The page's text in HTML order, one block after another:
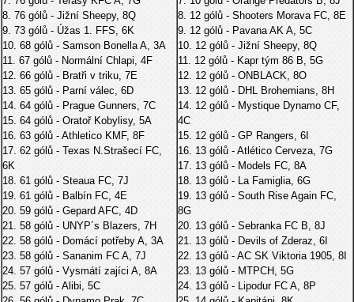
8. 76 gólů - Jižní Sheepy, 8Q
9. 73 gólů - Úžas 1. FFS, 6K
10. 68 gólů - Samson Bonella A, 3A
11. 67 gólů - Normální Chlapi, 4F
12. 66 gólů - Bratři v triku, 7E
13. 65 gólů - Parní válec, 6D
14. 64 gólů - Prague Gunners, 7C
15. 64 gólů - Oratoř Kobylisy, 5A
16. 63 gólů - Athletico KMF, 8F
17. 62 gólů - Texas N.Strašecí FC,
6K
18. 61 gólů - Steaua FC, 7J
19. 61 gólů - Balbín FC, 4E
20. 59 gólů - Gepard AFC, 4D
21. 58 gólů - UNYP´s Blazers, 7H
22. 58 gólů - Domácí potřeby A, 3A
23. 58 gólů - Sananim FC A, 7J
24. 57 gólů - Vysmátí zajíci A, 8A
25. 57 gólů - Alibi, 5C
8. 12 gólů - Shooters Morava FC, 8E
9. 12 gólů - Pavana AK A, 5C
10. 12 gólů - Jižní Sheepy, 8Q
11. 12 gólů - Kapr tým 86 B, 5G
12. 12 gólů - ONBLACK, 8O
13. 12 gólů - DHL Brohemians, 8H
14. 12 gólů - Mystique Dynamo CF,
4C
15. 12 gólů - GP Rangers, 6I
16. 13 gólů - Atlético Cerveza, 7G
17. 13 gólů - Models FC, 8A
18. 13 gólů - La Famiglia, 6G
19. 13 gólů - South Rise Again FC,
8G
20. 13 gólů - Sebranka FC B, 8J
21. 13 gólů - Devils of Zderaz, 6I
22. 13 gólů - AC SK Viktoria 1905, 8I
23. 13 gólů - MTPCH, 5G
24. 13 gólů - Lipodur FC A, 8P